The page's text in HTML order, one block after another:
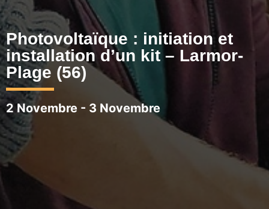
Photovoltaïque : initiation et
installation d’un kit – Larmor-
Plage (56)
2 Novembre - 3 Novembre